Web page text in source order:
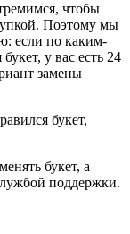
чтобы
Поэтому мы
если по каким-
у вас есть 24
замены
букет,
букет, а
поддержки.